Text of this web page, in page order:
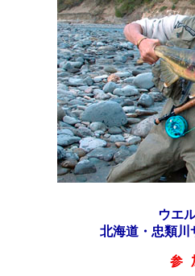
ウエ
北海道・忠類川
参■